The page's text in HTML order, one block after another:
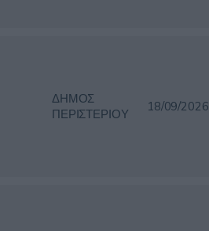
ΔΗΜΟΣ
ΠΕΡΙΣΤΕΡΙΟΥ
18/09/2026